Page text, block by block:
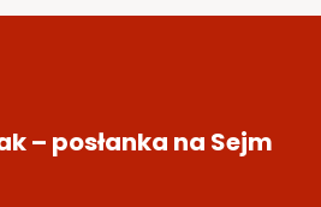
– posłanka na Sejm